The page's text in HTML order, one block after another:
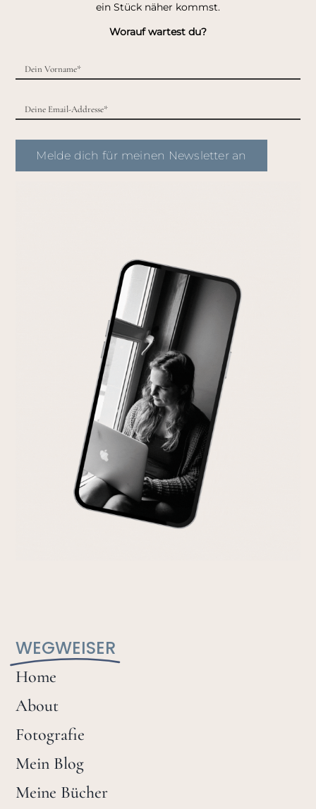
WEGWEISER
Home
About
Fotografie
Mein Blog
Meine Bücher
ein Stück näher kommst.
Worauf wartest du?
Melde dich für meinen Newsletter an